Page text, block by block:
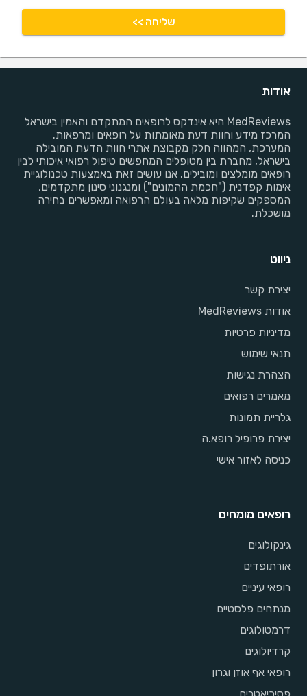
שליחה >>
אודות
MedReviews היא אינדקס לרופאים המתקדם והאמין בישראל
המרכז מידע וחוות דעת מאומתות על רופאים ומרפאות.
המערכת, המהווה חלק מקבוצת אתרי חוות הדעת המובילה
בישראל, מחברת בין מטופלים המחפשים טיפול רפואי איכותי לבין
רופאים מומלצים ומובילים. אנו עושים זאת באמצעות טכנולוגיית
אימות קפדנית ("חכמת ההמונים") ומנגנוני סינון מתקדמים,
המספקים שקיפות מלאה בעולם הרפואה ומאפשרים בחירה
מושכלת.
ניווט
יצירת קשר
אודות MedReviews
מדיניות פרטיות
תנאי שימוש
הצהרת נגישות
מאמרים רפואים
גלריית תמונות
יצירת פרופיל רופא.ה
כניסה לאזור אישי
רופאים מומחים
גינקולוגים
אורתופדים
רופאי עיניים
מנתחים פלסטיים
דרמטולוגים
קרדיולוגים
רופאי אף אוזן וגרון